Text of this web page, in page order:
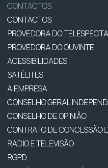
CONTACTOS
CONTACTOS
PROVEDORA DO
PROVEDORA DO OUVINTE
ACESSIBILIDADES
SATÉLITES
A EMPRESA
CONSELHO GERAL
CONSELHO DE OPINIÃO
CONTRATO DE CONCESSÃO
RÁDIO E TELEVISÃO
RGPD